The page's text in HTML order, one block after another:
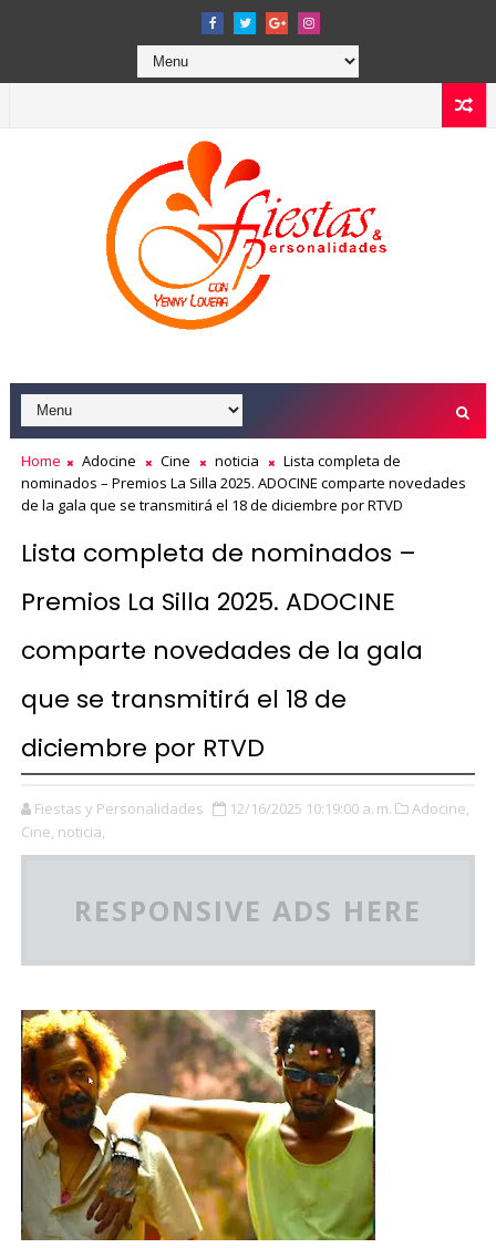
Home Adocine Cine noticia
Lista completa de
nominados – Premios La Silla 2025. ADOCINE comparte novedades
de la gala que se transmitirá el 18 de diciembre por RTVD
Lista completa de nominados –
Premios La Silla 2025. ADOCINE
comparte novedades de la gala
que se transmitirá el 18 de
diciembre por RTVD
Fiestas y Personalidades 12/16/2025 10:19:00 a. m.
Adocine,
Cine, noticia,
RESPONSIVE ADS HERE